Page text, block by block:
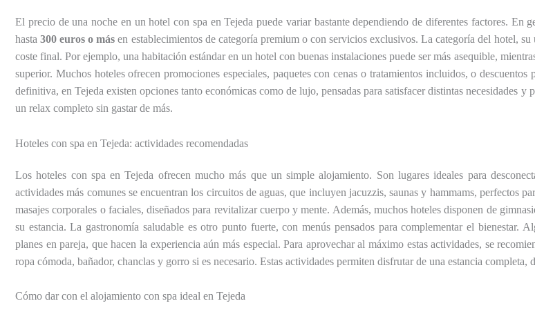
El precio de una noche en un hotel con spa en Tejeda puede variar bastante dependiendo de diferentes factores. En
hasta300 euros o más en establecimientos de categoría premium o con servicios exclusivos. La categoría del hotel,
coste final. Por ejemplo, una habitación estándar en un hotel con buenas instalaciones puede ser más asequible,
superior. Muchos hoteles ofrecen promociones especiales, paquetes con cenas o tratamientos incluidos, o
definitiva, en Tejeda existen opciones tanto económicas como de lujo, pensadas para satisfacer distintas necesidades
un relax completo sin gastar de más.
Hoteles con spa en Tejeda: actividades recomendadas
Los hoteles con spa en Tejeda ofrecen mucho más que un simple alojamiento. Son lugares ideales para
actividades más comunes se encuentran los circuitos de aguas, que incluyen jacuzzis, saunas y hammams, perfectos
masajes corporales o faciales, diseñados para revitalizar cuerpo y mente. Además, muchos hoteles disponen de
su estancia. La gastronomía saludable es otro punto fuerte, con menús pensados para complementar el bienestar.
planes en pareja, que hacen la experiencia aún más especial. Para aprovechar al máximo estas actividades, se
ropa cómoda, bañador, chanclas y gorro si es necesario. Estas actividades permiten disfrutar de una estancia
Cómo dar con el alojamiento con spa ideal en Tejeda